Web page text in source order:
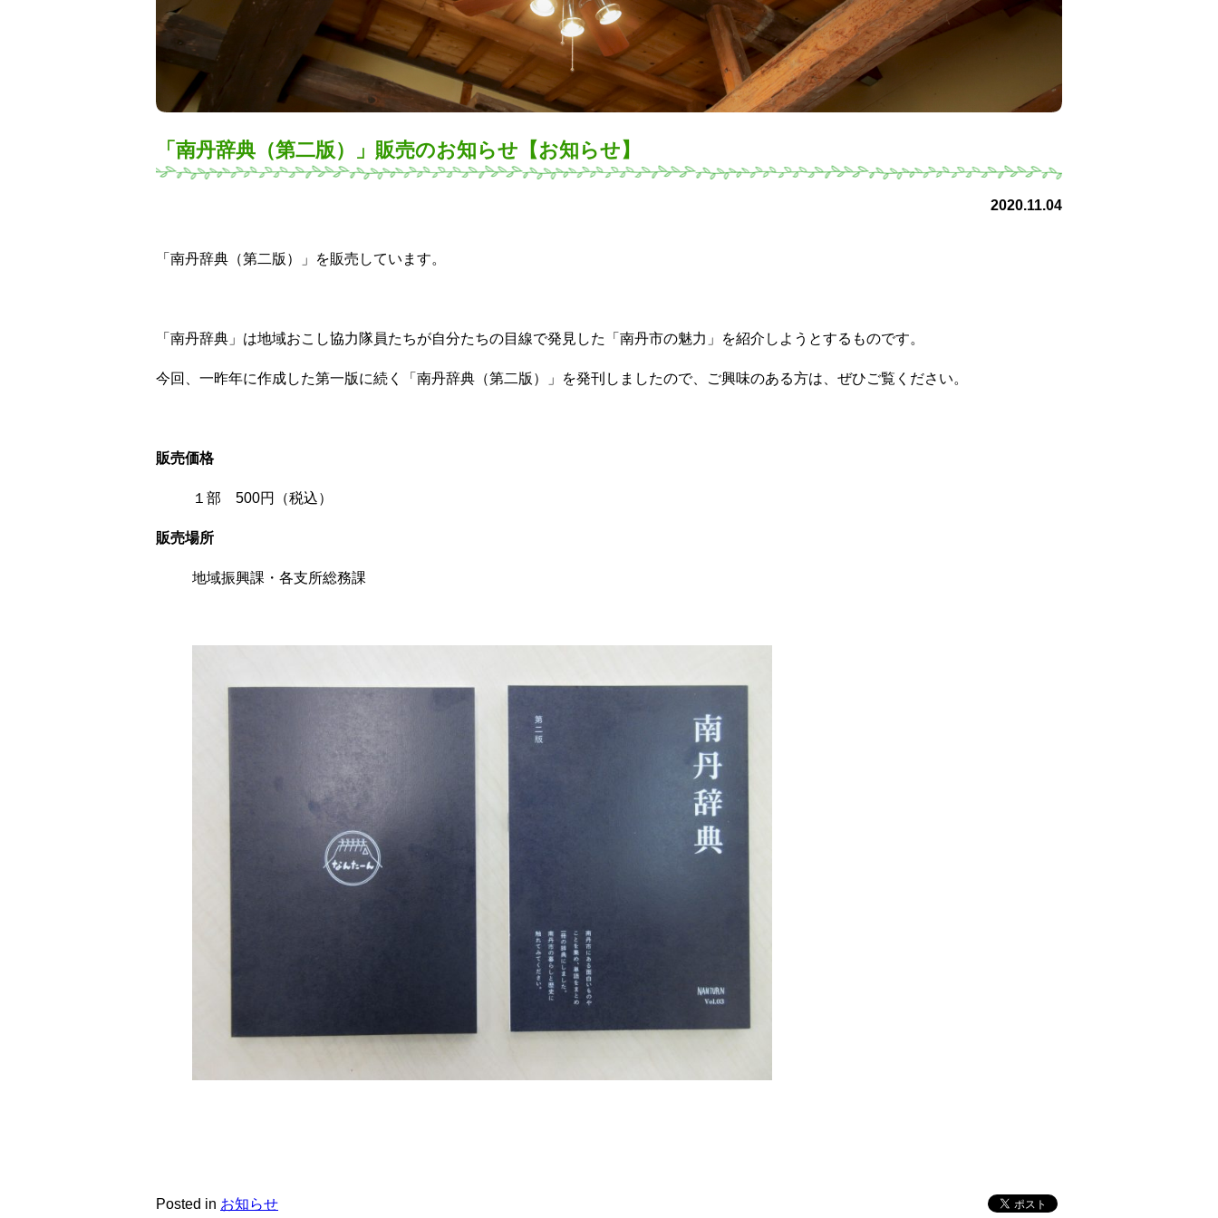
「南丹辞典（第二版）」販売のお知らせ【お知らせ】
2020.11.04
「南丹辞典（第二版）」を販売しています。
「南丹辞典」は地域おこし協力隊員たちが自分たちの目線で発見した「南丹市の魅力」を紹介しようとするものです。
今回、一昨年に作成した第一版に続く「南丹辞典（第二版）」を発刊しましたので、ご興味のある方は、ぜひご覧ください。
販売価格
１部 500円（税込）
販売場所
地域振興課・各支所総務課
Posted in お知らせ